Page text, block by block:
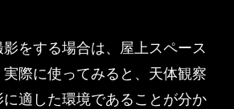
をする場合は、屋上スペース
際に使ってみると、天体観察
適した環境であることが分か